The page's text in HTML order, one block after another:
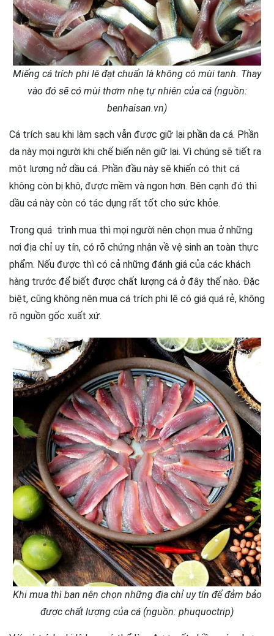
Miếng cá trích phi lê đạt chuẩn là không có mùi tanh. Thay
vào đó sẽ có mùi thơm nhẹ tự nhiên của cá (nguồn:
benhaisan.vn)
Cá trích sau khi làm sạch vẫn được giữ lại phần da cá. Phần
da này mọi người khi chế biến nên giữ lại. Vì chúng sẽ tiết ra
một lượng nở dầu cá. Phần đầu này sẽ khiến có thịt cá
không còn bị khô, được mềm và ngon hơn. Bên cạnh đó thì
dầu cá này còn có tác dụng rất tốt cho sức khỏe.
Trong quá trình mua thì mọi người nên chọn mua ở những
nơi địa chỉ uy tín, có rõ chứng nhận về vệ sinh an toàn thực
phẩm. Nếu được thì có cả những đánh giá của các khách
hàng trước để biết được chất lượng cá ở đây thế nào. Đặc
biệt, cũng không nên mua cá trích phi lê có giá quá rẻ, không
rõ nguồn gốc xuất xứ.
Khi mua thì bạn nên chọn những địa chỉ uy tín để đảm bảo
được chất lượng của cá (nguồn: phuquoctrip)